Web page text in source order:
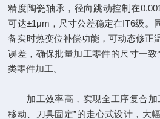
精度陶瓷轴承，径向跳动控制在
可达±1μm，尺寸公差稳定在IT6级。
备实时热变位补偿功能，可动态修正
误差，确保批量加工零件的尺寸一致
类零件加工。
加工效率高，实现全工序复合加
移动、刀具固定”的走心式设计，大